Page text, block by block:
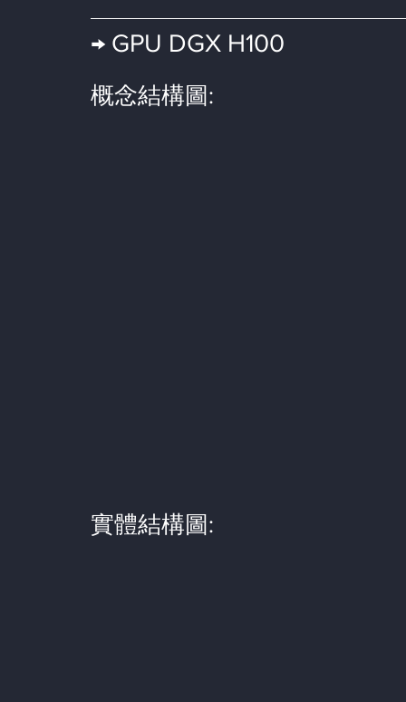
→ GPU DGX H100
概念結構圖:
實體結構圖: